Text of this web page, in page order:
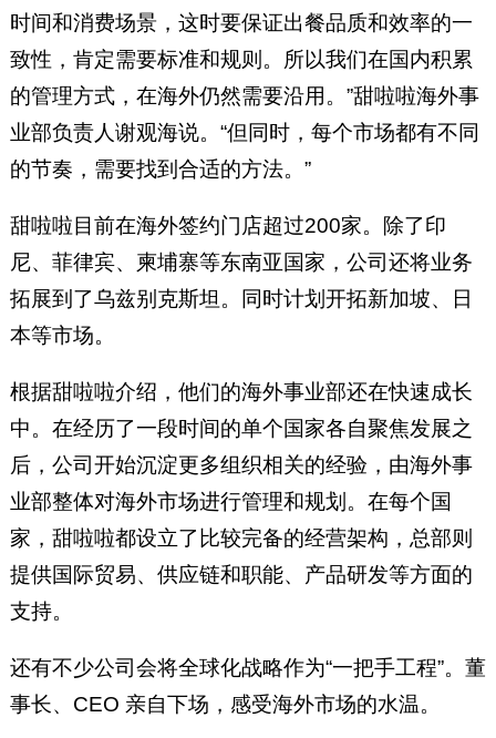
时间和消费场景，这时要保证出餐品质和效率的一
致性，肯定需要标准和规则。所以我们在国内积累
的管理方式，在海外仍然需要沿用。”甜啦啦海外事
业部负责人谢观海说。“但同时，每个市场都有不同
的节奏，需要找到合适的方法。”
甜啦啦目前在海外签约门店超过200家。除了印
尼、菲律宾、柬埔寨等东南亚国家，公司还将业务
拓展到了乌兹别克斯坦。同时计划开拓新加坡、日
本等市场。
根据甜啦啦介绍，他们的海外事业部还在快速成长
中。在经历了一段时间的单个国家各自聚焦发展之
后，公司开始沉淀更多组织相关的经验，由海外事
业部整体对海外市场进行管理和规划。在每个国
家，甜啦啦都设立了比较完备的经营架构，总部则
提供国际贸易、供应链和职能、产品研发等方面的
支持。
还有不少公司会将全球化战略作为“一把手工程”。董
事长、CEO 亲自下场，感受海外市场的水温。